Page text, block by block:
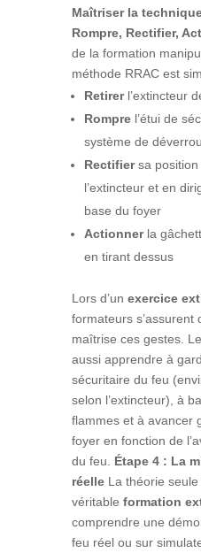
Maîtriser la
Rompre, Rectifier,
de la formation
méthode RRAC est
Retirerl’extincteur
Romprel’étui de
système de
Rectifiersa position
l’extincteur et en
base du foyer
Actionnerla
en tirant dessus
Lors d’un exercice
formateurs s’assurent
maîtrise ces gestes.
aussi apprendre à
sécuritaire du feu
selon l’extincteur), à
flammes et à avancer
foyer en fonction de
du feu. Étape 4 : La
réelleLa théorie seule
véritable formation
comprendre une
feu réel ou sur